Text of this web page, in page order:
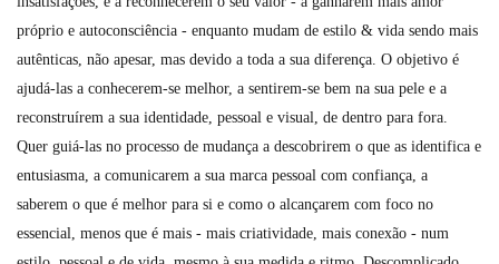
próprio e autoconsciência - enquanto mudam de estilo & vida sendo mais
autênticas, não apesar, mas devido a toda a sua diferença. O objetivo é
ajudá-las a conhecerem-se melhor, a sentirem-se bem na sua pele e a
reconstruírem a sua identidade, pessoal e visual, de dentro para fora.
Quer guiá-las no processo de mudança a descobrirem o que as identifica e
entusiasma, a comunicarem a sua marca pessoal com confiança, a
saberem o que é melhor para si e como o alcançarem com foco no
essencial, menos que é mais - mais criatividade, mais conexão - num